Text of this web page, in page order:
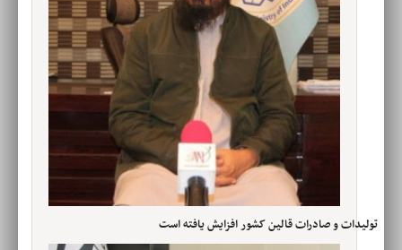
تولیدات و صادرات قالین کشور افزایش یافته است